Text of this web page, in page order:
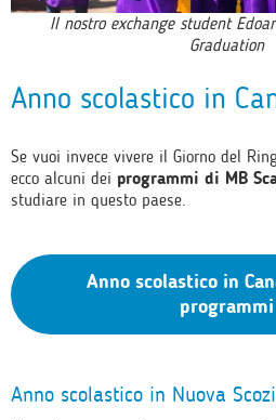
Il nostro exchange student
Graduation
Anno scolastico in
Se vuoi invece vivere il Giorno del
ecco alcuni dei programmi di MB
studiare in questo paese.
Anno scolastico in
programmi
Anno scolastico in Nuova